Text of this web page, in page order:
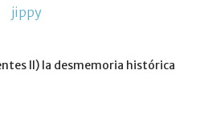
II) la desmemoria histórica